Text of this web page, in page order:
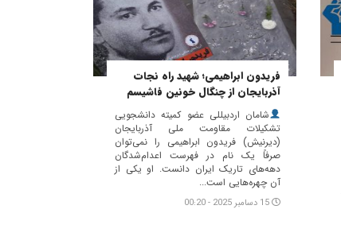
فریدون ابراهیمی؛ شهید راه نجات
آذربایجان از چنگال خونین فاشیسم
شامان اردبیللی عضو کمیته دانشجویی
تشکیلات مقاومت ملی آذربایجان
(دیرنیش) فریدون ابراهیمی را نمی‌توان
صرفاً یک نام در فهرست اعدام‌شدگان
دهه‌های تاریک ایران دانست. او یکی از
آن چهره‌هایی است...
15 دسامبر 2025 - 00:20